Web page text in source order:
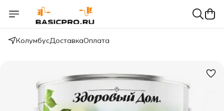
КолумбусДоставкаОплата